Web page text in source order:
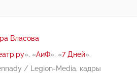
Власова
», «АиФ», «7 Дней».
/ Legion-Media, кадры